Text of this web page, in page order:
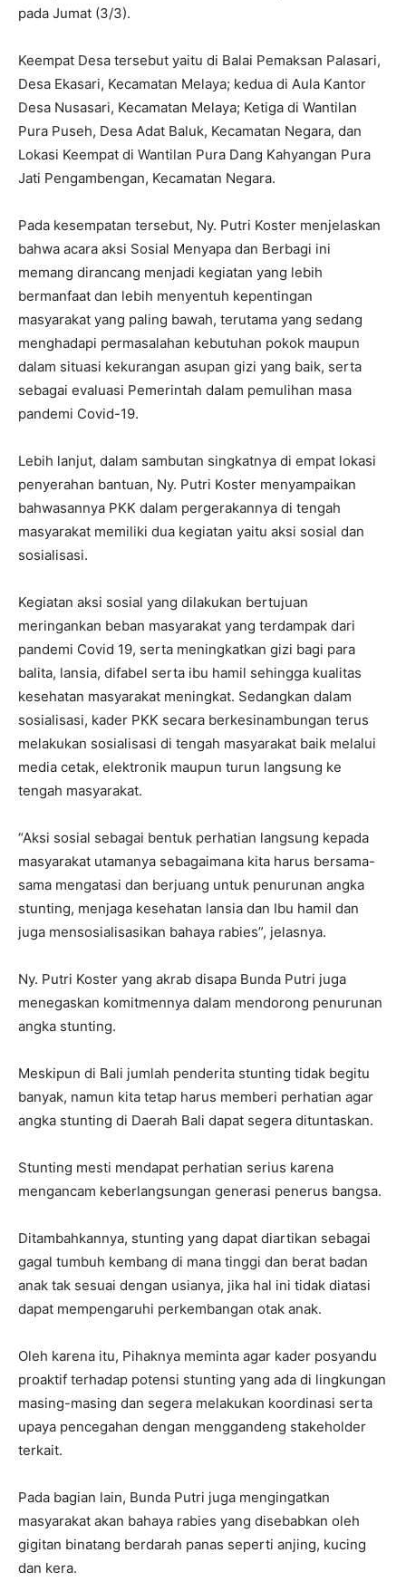
pada Jumat (3/3).
Keempat Desa tersebut yaitu di Balai Pemaksan Palasari,
Desa Ekasari, Kecamatan Melaya; kedua di Aula Kantor
Desa Nusasari, Kecamatan Melaya; Ketiga di Wantilan
Pura Puseh, Desa Adat Baluk, Kecamatan Negara, dan
Lokasi Keempat di Wantilan Pura Dang Kahyangan Pura
Jati Pengambengan, Kecamatan Negara.
Pada kesempatan tersebut, Ny. Putri Koster menjelaskan
bahwa acara aksi Sosial Menyapa dan Berbagi ini
memang dirancang menjadi kegiatan yang lebih
bermanfaat dan lebih menyentuh kepentingan
masyarakat yang paling bawah, terutama yang sedang
menghadapi permasalahan kebutuhan pokok maupun
dalam situasi kekurangan asupan gizi yang baik, serta
sebagai evaluasi Pemerintah dalam pemulihan masa
pandemi Covid-19.
Lebih lanjut, dalam sambutan singkatnya di empat lokasi
penyerahan bantuan, Ny. Putri Koster menyampaikan
bahwasannya PKK dalam pergerakannya di tengah
masyarakat memiliki dua kegiatan yaitu aksi sosial dan
sosialisasi.
Kegiatan aksi sosial yang dilakukan bertujuan
meringankan beban masyarakat yang terdampak dari
pandemi Covid 19, serta meningkatkan gizi bagi para
balita, lansia, difabel serta ibu hamil sehingga kualitas
kesehatan masyarakat meningkat. Sedangkan dalam
sosialisasi, kader PKK secara berkesinambungan terus
melakukan sosialisasi di tengah masyarakat baik melalui
media cetak, elektronik maupun turun langsung ke
tengah masyarakat.
“Aksi sosial sebagai bentuk perhatian langsung kepada
masyarakat utamanya sebagaimana kita harus bersama-
sama mengatasi dan berjuang untuk penurunan angka
stunting, menjaga kesehatan lansia dan Ibu hamil dan
juga mensosialisasikan bahaya rabies”, jelasnya.
Ny. Putri Koster yang akrab disapa Bunda Putri juga
menegaskan komitmennya dalam mendorong penurunan
angka stunting.
Meskipun di Bali jumlah penderita stunting tidak begitu
banyak, namun kita tetap harus memberi perhatian agar
angka stunting di Daerah Bali dapat segera dituntaskan.
Stunting mesti mendapat perhatian serius karena
mengancam keberlangsungan generasi penerus bangsa.
Ditambahkannya, stunting yang dapat diartikan sebagai
gagal tumbuh kembang di mana tinggi dan berat badan
anak tak sesuai dengan usianya, jika hal ini tidak diatasi
dapat mempengaruhi perkembangan otak anak.
Oleh karena itu, Pihaknya meminta agar kader posyandu
proaktif terhadap potensi stunting yang ada di lingkungan
masing-masing dan segera melakukan koordinasi serta
upaya pencegahan dengan menggandeng stakeholder
terkait.
Pada bagian lain, Bunda Putri juga mengingatkan
masyarakat akan bahaya rabies yang disebabkan oleh
gigitan binatang berdarah panas seperti anjing, kucing
dan kera.